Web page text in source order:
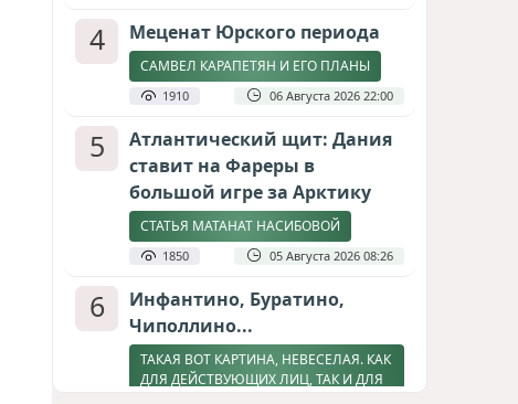
4 Меценат Юрского периода
САМВЕЛ КАРАПЕТЯН И ЕГО ПЛАНЫ
1910 06 Августа 2026 22:00
5
Атлантический щит: Дания
ставит на Фареры в
большой игре за Арктику
СТАТЬЯ МАТАНАТ НАСИБОВОЙ
1850 05 Августа 2026 08:26
6
Инфантино, Буратино,
Чиполлино...
ТАКАЯ ВОТ КАРТИНА, НЕВЕСЕЛАЯ. КАК
ДЛЯ ДЕЙСТВУЮЩИХ ЛИЦ, ТАК И ДЛЯ